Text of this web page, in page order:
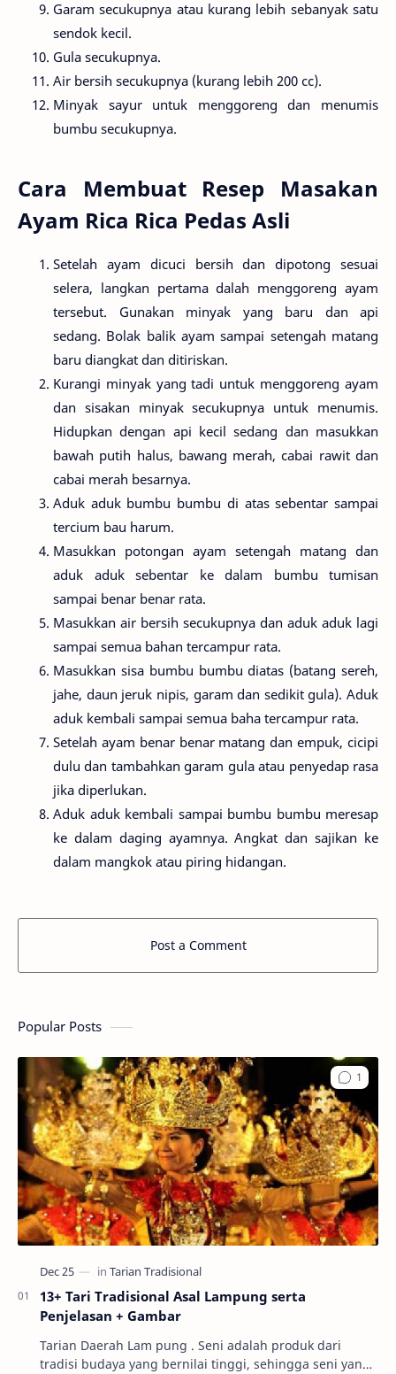
Garam secukupnya atau kurang lebih sebanyak satu
sendok kecil.
Gula secukupnya.
Air bersih secukupnya (kurang lebih 200 cc).
Minyak sayur untuk menggoreng dan menumis
bumbu secukupnya.
Cara Membuat Resep Masakan
Ayam Rica Rica Pedas Asli
Setelah ayam dicuci bersih dan dipotong sesuai
selera, langkan pertama dalah menggoreng ayam
tersebut. Gunakan minyak yang baru dan api
sedang. Bolak balik ayam sampai setengah matang
baru diangkat dan ditiriskan.
Kurangi minyak yang tadi untuk menggoreng ayam
dan sisakan minyak secukupnya untuk menumis.
Hidupkan dengan api kecil sedang dan masukkan
bawah putih halus, bawang merah, cabai rawit dan
cabai merah besarnya.
Aduk aduk bumbu bumbu di atas sebentar sampai
tercium bau harum.
Masukkan potongan ayam setengah matang dan
aduk aduk sebentar ke dalam bumbu tumisan
sampai benar benar rata.
Masukkan air bersih secukupnya dan aduk aduk lagi
sampai semua bahan tercampur rata.
Masukkan sisa bumbu bumbu diatas (batang sereh,
jahe, daun jeruk nipis, garam dan sedikit gula). Aduk
aduk kembali sampai semua baha tercampur rata.
Setelah ayam benar benar matang dan empuk, cicipi
dulu dan tambahkan garam gula atau penyedap rasa
jika diperlukan.
Aduk aduk kembali sampai bumbu bumbu meresap
ke dalam daging ayamnya. Angkat dan sajikan ke
dalam mangkok atau piring hidangan.
Post a Comment
Popular Posts
13+ Tari Tradisional Asal Lampung serta
Penjelasan + Gambar
Tarian Daerah Lam pung . Seni adalah produk dari
tradisi budaya yang bernilai tinggi, sehingga seni yang